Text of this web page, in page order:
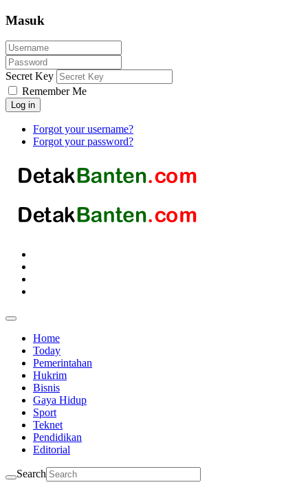
Masuk
Secret Key
Remember Me
Log in
Forgot your username?
Forgot your password?
Home
Today
Pemerintahan
Hukrim
Bisnis
Gaya Hidup
Sport
Teknet
Pendidikan
Editorial
Search